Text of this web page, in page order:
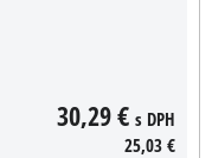
30,29 € s DPH
25,03 €